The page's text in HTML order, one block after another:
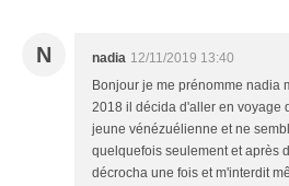
N nadia 12/11/2019 13:40
Bonjour je me prénomme nadia
2018 il décida d'aller en voyage
jeune vénézuélienne et ne
quelquefois seulement et après
décrocha une fois et m'interdit